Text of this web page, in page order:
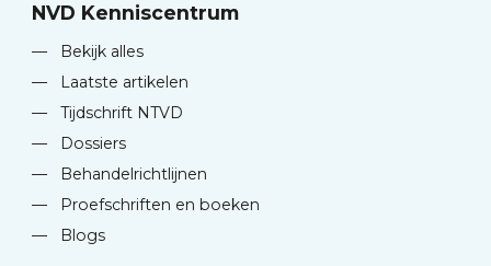
NVD Kenniscentrum
—
Bekijk alles
—
Laatste artikelen
—
Tijdschrift NTVD
—
Dossiers
—
Behandelrichtlijnen
—
Proefschriften en boeken
—
Blogs